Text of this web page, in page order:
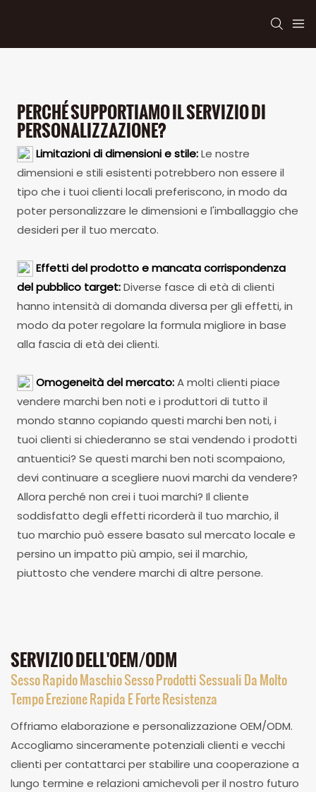
PERCHÉ SUPPORTIAMO IL SERVIZIO DI
PERSONALIZZAZIONE?
Limitazioni di dimensioni e stile:Le nostre
dimensioni e stili esistenti potrebbero non essere il
tipo che i tuoi clienti locali preferiscono, in modo da
poter personalizzare le dimensioni e l'imballaggio che
desideri per il tuo mercato.
Effetti del prodotto e mancata corrispondenza
del pubblico target:Diverse fasce di età di clienti
hanno intensità di domanda diversa per gli effetti, in
modo da poter regolare la formula migliore in base
alla fascia di età dei clienti.
Omogeneità del mercato:A molti clienti piace
vendere marchi ben noti e i produttori di tutto il
mondo stanno copiando questi marchi ben noti, i
tuoi clienti si chiederanno se stai vendendo i prodotti
antuentici? Se questi marchi ben noti scompaiono,
devi continuare a scegliere nuovi marchi da vendere?
Allora perché non crei i tuoi marchi? Il cliente
soddisfatto degli effetti ricorderà il tuo marchio, il
tuo marchio può essere basato sul mercato locale e
persino un impatto più ampio, sei il marchio,
piuttosto che vendere marchi di altre persone.
SERVIZIO DELL'OEM/ODM
Sesso Rapido Maschio Sesso Prodotti Sessuali Da Molto
Tempo Erezione Rapida E Forte Resistenza
Offriamo elaborazione e personalizzazione OEM/ODM.
Accogliamo sinceramente potenziali clienti e vecchi
clienti per contattarci per stabilire una cooperazione a
lungo termine e relazioni amichevoli per il nostro futuro